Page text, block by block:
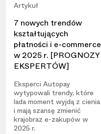
Artykuł
7 nowych trendów
kształtujących
płatności i e-commerce
w 2025 r. [PROGNOZY
EKSPERTÓW]
Eksperci Autopay
wytypowali trendy, które
lada moment wyjdą z cienia
i mają szansę zmienić
krajobraz e-zakupów w
2025 r.